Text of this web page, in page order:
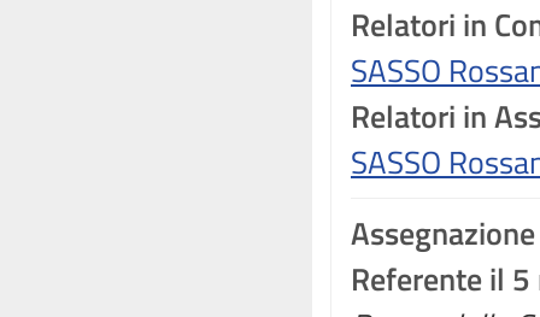
Relatori in
SASSO
Relatori in
SASSO
Assegnazione
Referente il